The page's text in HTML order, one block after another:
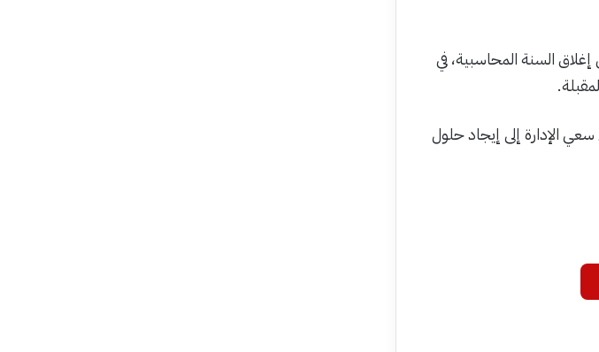
إغلاق السنة المحاسبية، في
الإدارة إلى إيجاد حلول